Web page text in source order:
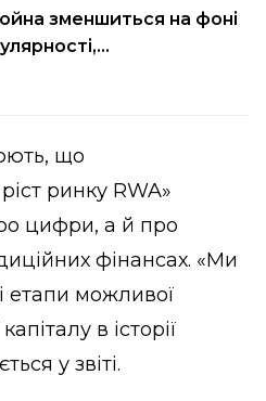
зменшиться на фоні
що
ринку RWA»
цифри, а й про
фінансах. «Ми
етапи можливої
в історії
у звіті.